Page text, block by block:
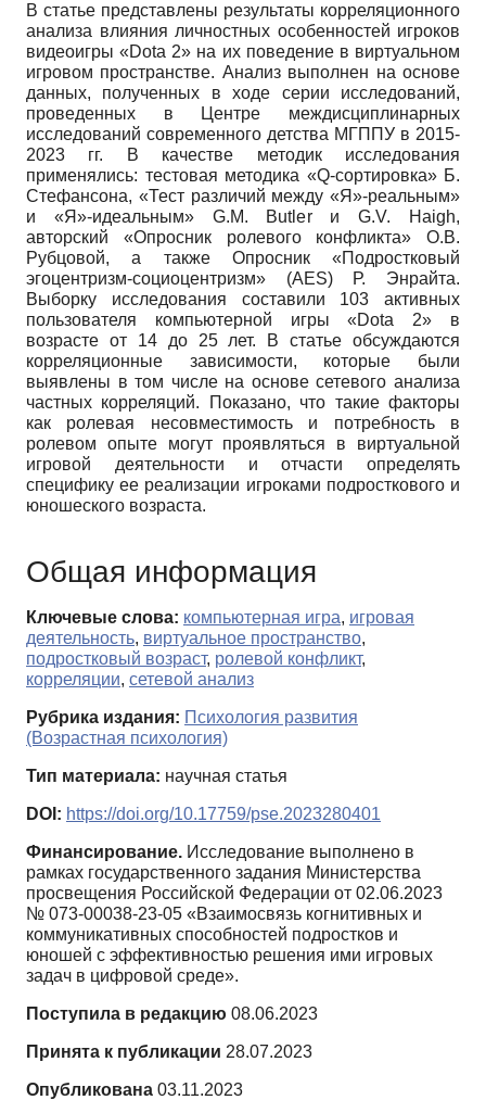
В статье представлены результаты корреляционного
анализа влияния личностных особенностей игроков
видеоигры «Dota 2» на их поведение в виртуальном
игровом пространстве. Анализ выполнен на основе
данных, полученных в ходе серии исследований,
проведенных в Центре междисциплинарных
исследований современного детства МГППУ в 2015-
2023 гг. В качестве методик исследования
применялись: тестовая методика «Q-сортировка» Б.
Стефансона, «Тест различий между «Я»-реальным»
и «Я»-идеальным» G.M. Butler и G.V. Haigh,
авторский «Опросник ролевого конфликта» О.В.
Рубцовой, а также Опросник «Подростковый
эгоцентризм-социоцентризм» (AES) Р. Энрайта.
Выборку исследования составили 103 активных
пользователя компьютерной игры «Dota 2» в
возрасте от 14 до 25 лет. В статье обсуждаются
корреляционные зависимости, которые были
выявлены в том числе на основе сетевого анализа
частных корреляций. Показано, что такие факторы
как ролевая несовместимость и потребность в
ролевом опыте могут проявляться в виртуальной
игровой деятельности и отчасти определять
специфику ее реализации игроками подросткового и
юношеского возраста.
Общая информация
Ключевые слова: компьютерная игра, игровая
деятельность, виртуальное пространство,
подростковый возраст, ролевой конфликт,
корреляции, сетевой анализ
Рубрика издания: Психология развития
(Возрастная психология)
Тип материала: научная статья
DOI: https://doi.org/10.17759/pse.2023280401
Финансирование. Исследование выполнено в
рамках государственного задания Министерства
просвещения Российской Федерации от 02.06.2023
№ 073-00038-23-05 «Взаимосвязь когнитивных и
коммуникативных способностей подростков и
юношей с эффективностью решения ими игровых
задач в цифровой среде».
Поступила в редакцию 08.06.2023
Принята к публикации 28.07.2023
Опубликована 03.11.2023